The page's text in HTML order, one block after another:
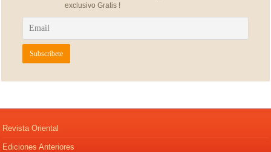
exclusivo Gratis !
Revista Oriental
Ediciones Anteriores